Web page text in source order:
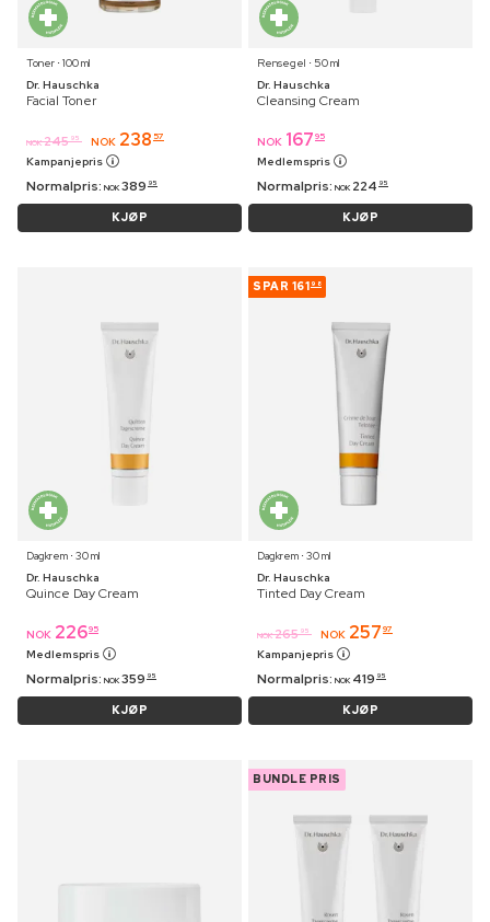
Toner ⋅ 100 ml
Dr. Hauschka
Facial Toner
NOK 245 95 NOK 238 57
Kampanjepris
Normalpris: NOK 389 95
KJØP
Rensegel ⋅ 50 ml
Dr. Hauschka
Cleansing Cream
NOK 167 95
Medlemspris
Normalpris: NOK 224 95
KJØP
Dagkrem ⋅ 30 ml
Dr. Hauschka
Quince Day Cream
NOK 22695
Medlemspris
Normalpris: NOK 359 95
KJØP
SPAR 161 98
Dagkrem ⋅ 30 ml
Dr. Hauschka
Tinted Day Cream
NOK 265 95 NOK 257 97
Kampanjepris
Normalpris: NOK 419 95
KJØP
BUNDLE PRIS